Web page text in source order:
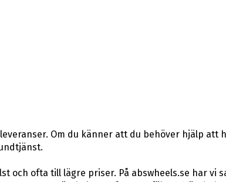
Om du känner att du behöver hjälp att
och ofta till lägre priser. På abswheels.se har vi